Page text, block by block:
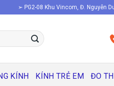
➢ PG2-08 Khu Vincom, Đ. Nguyễn
KÍNH KÍNH TRẺ EM ĐO